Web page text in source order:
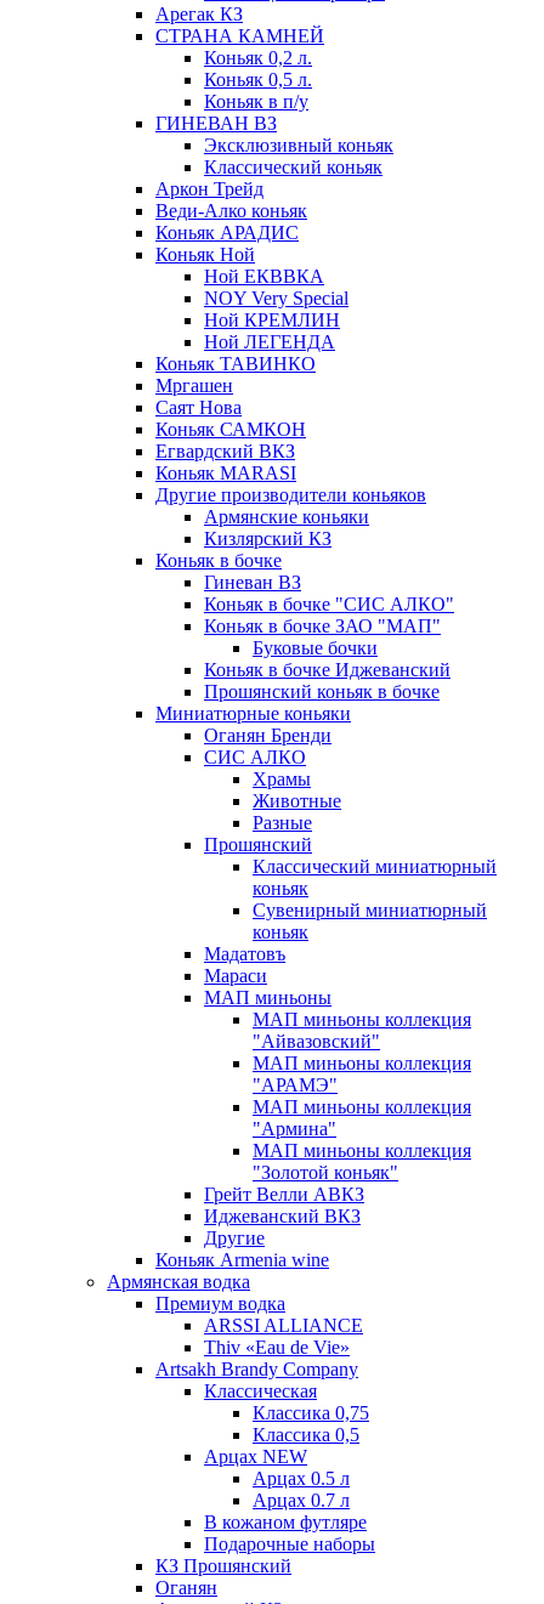
Арегак КЗ
СТРАНА КАМНЕЙ
Коньяк 0,2 л.
Коньяк 0,5 л.
Коньяк в п/у
ГИНЕВАН ВЗ
Эксклюзивный коньяк
Классический коньяк
Аркон Трейд
Веди-Алко коньяк
Коньяк АРАДИС
Коньяк Ной
Ной ЕКВВКА
NOY Very Special
Ной КРЕМЛИН
Ной ЛЕГЕНДА
Коньяк ТАВИНКО
Мргашен
Саят Нова
Коньяк САМКОН
Егвардский ВКЗ
Коньяк MARASI
Другие производители коньяков
Армянские коньяки
Кизлярский КЗ
Коньяк в бочке
Гиневан ВЗ
Коньяк в бочке "СИС АЛКО"
Коньяк в бочке ЗАО "МАП"
Буковые бочки
Коньяк в бочке Иджеванский
Прошянский коньяк в бочке
Миниатюрные коньяки
Оганян Бренди
СИС АЛКО
Храмы
Животные
Разные
Прошянский
Классический миниатюрный
коньяк
Сувенирный миниатюрный
коньяк
Мадатовъ
Мараси
МАП миньоны
МАП миньоны коллекция
"Айвазовский"
МАП миньоны коллекция
"АРАМЭ"
МАП миньоны коллекция
"Армина"
МАП миньоны коллекция
"Золотой коньяк"
Грейт Велли АВКЗ
Иджеванский ВКЗ
Другие
Коньяк Armenia wine
Армянская водка
Премиум водка
ARSSI ALLIANCE
Thiv «Eau de Vie»
Artsakh Brandy Company
Классическая
Классика 0,75
Классика 0,5
Арцах NEW
Арцах 0.5 л
Арцах 0.7 л
В кожаном футляре
Подарочные наборы
КЗ Прошянский
Оганян